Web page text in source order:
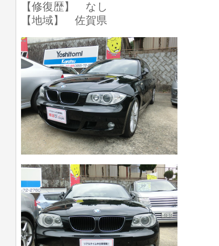
【修復歴】 なし
【地域】 佐賀県